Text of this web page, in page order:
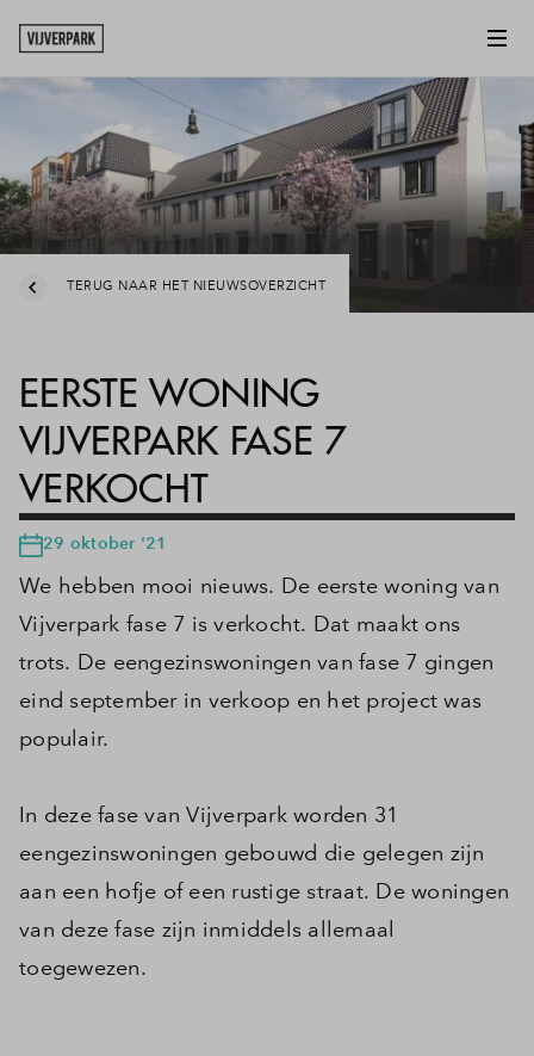
TERUG NAAR HET NIEUWSOVERZICHT
EERSTE WONING
VIJVERPARK FASE 7
VERKOCHT
29 oktober '21
We hebben mooi nieuws. De eerste woning van
Vijverpark fase 7 is verkocht. Dat maakt ons
trots. De eengezinswoningen van fase 7 gingen
eind september in verkoop en het project was
populair.
In deze fase van Vijverpark worden 31
eengezinswoningen gebouwd die gelegen zijn
aan een hofje of een rustige straat. De woningen
van deze fase zijn inmiddels allemaal
toegewezen.